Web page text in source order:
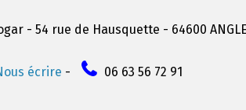
- 54 rue de Hausquette - 64600
écrire - 06 63 56 72 91